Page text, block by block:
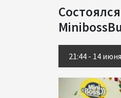
21:44 - 14